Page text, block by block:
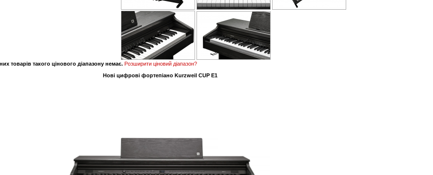
товарів такого цінового діапазону немає. Розширити ціновий діапазон?
Нові цифрові фортепіано Kurzweil CUP E1